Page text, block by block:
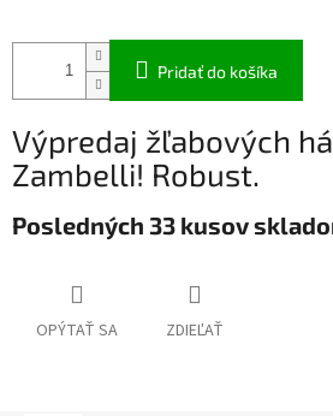
Pridať do košíka
Výpredaj žľabových
Zambelli! Robust.
Posledných 33 kusov
OPÝTAŤ SA ZDIEĽAŤ